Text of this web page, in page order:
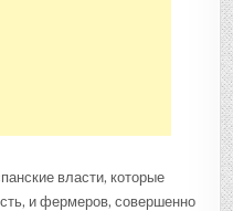
власти, которые
и фермеров, совершенно